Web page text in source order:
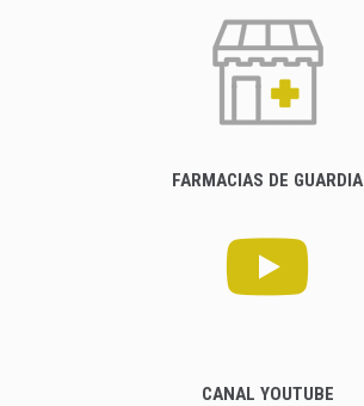
FARMACIAS DE GUARDIA
CANAL YOUTUBE